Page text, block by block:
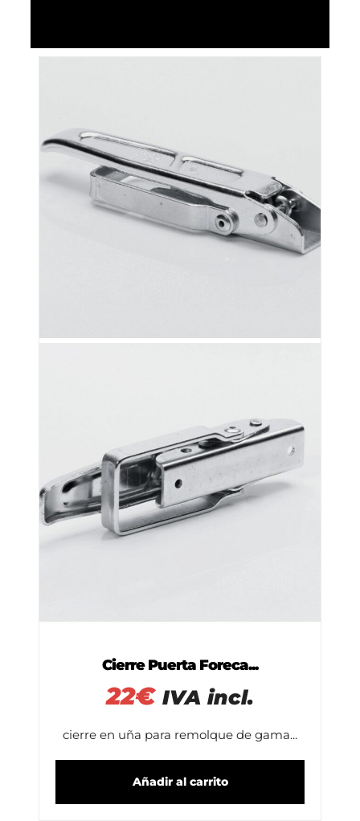
Cierre Puerta Foreca...
22€ IVA incl.
cierre en uña para remolque de gama...
Añadir al carrito